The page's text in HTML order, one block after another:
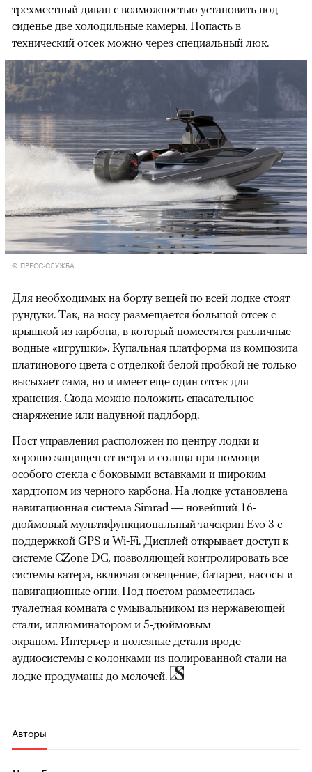
00:00 / 00:00
трехместный диван с возможностью установить под
сиденье две холодильные камеры. Попасть в
технический отсек можно через специальный люк.
© ПРЕСС-СЛУЖБА
Для необходимых на борту вещей по всей лодке стоят
рундуки. Так, на носу размещается большой отсек с
крышкой из карбона, в который поместятся различные
водные «игрушки». Купальная платформа из композита
платинового цвета с отделкой белой пробкой не только
высыхает сама, но и имеет еще один отсек для
хранения. Сюда можно положить спасательное
снаряжение или надувной падлборд.
Пост управления расположен по центру лодки и
хорошо защищен от ветра и солнца при помощи
особого стекла с боковыми вставками и широким
хардтопом из черного карбона. На лодке установлена
навигационная система Simrad — новейший 16-
дюймовый мультифункциональный тачскрин Evo 3 с
поддержкой GPS и Wi-Fi. Дисплей открывает доступ к
системе CZone DC, позволяющей контролировать все
системы катера, включая освещение, батареи, насосы и
навигационные огни. Под постом разместилась
туалетная комната с умывальником из нержавеющей
стали, иллюминатором и 5-дюймовым
экраном. Интерьер и полезные детали вроде
аудиосистемы с колонками из полированной стали на
лодке продуманы до мелочей.
Авторы